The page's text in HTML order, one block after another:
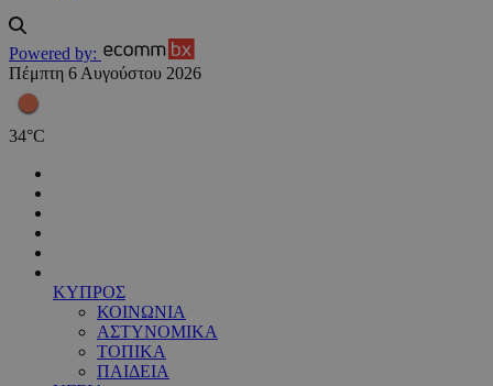
Powered by:
Πέμπτη 6 Αυγούστου 2026
34°C
ΚΥΠΡΟΣ
ΚΟΙΝΩΝΙΑ
ΑΣΤΥΝΟΜΙΚΑ
ΤΟΠΙΚΑ
ΠΑΙΔΕΙΑ